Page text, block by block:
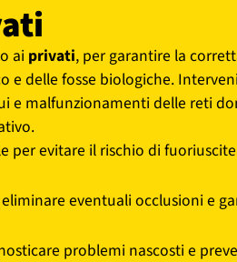
ai privati, per garantire la
e delle fosse biologiche.
e malfunzionamenti delle reti
per evitare il rischio di
eventuali occlusioni e
problemi nascosti e